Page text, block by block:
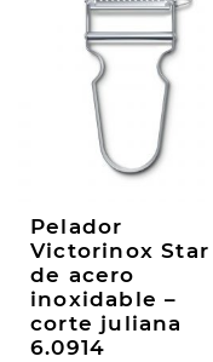
Pelador
Victorinox Star
de acero
inoxidable –
corte juliana
6.0914